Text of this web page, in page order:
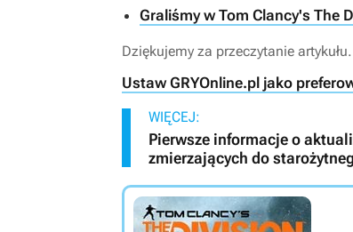
Graliśmy w Tom Clancy's The
Dziękujemy za przeczytanie artykułu.
Ustaw GRYOnline.pl jako
WIĘCEJ:
Pierwsze informacje o
zmierzających do